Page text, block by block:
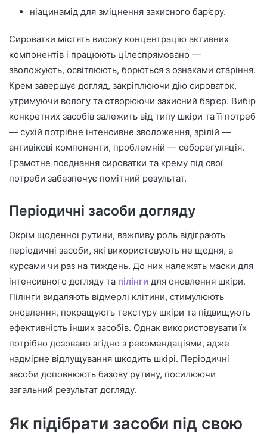
ніацинамід для зміцнення захисного бар’єру.
Сироватки містять високу концентрацію активних
компонентів і працюють цілеспрямовано —
зволожують, освітлюють, борються з ознаками старіння.
Крем завершує догляд, закріплюючи дію сироваток,
утримуючи вологу та створюючи захисний бар’єр. Вибір
конкретних засобів залежить від типу шкіри та її потреб
— сухій потрібне інтенсивне зволоження, зрілій —
антивікові компоненти, проблемній — себорегуляція.
Грамотне поєднання сироватки та крему під свої
потреби забезпечує помітний результат.
Періодичні засоби догляду
Окрім щоденної рутини, важливу роль відіграють
періодичні засоби, які використовують не щодня, а
курсами чи раз на тиждень. До них належать маски для
інтенсивного догляду та пілінги для оновлення шкіри.
Пілінги видаляють відмерлі клітини, стимулюють
оновлення, покращують текстуру шкіри та підвищують
ефективність інших засобів. Однак використовувати їх
потрібно дозовано згідно з рекомендаціями, адже
надмірне відлущування шкодить шкірі. Періодичні
засоби доповнюють базову рутину, посилюючи
загальний результат догляду.
Як підібрати засоби під свою